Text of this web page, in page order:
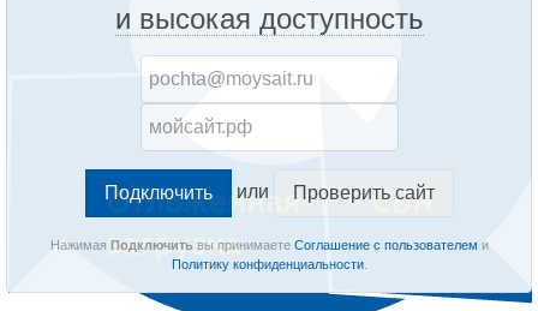
и высокая доступность
или Проверить сайт
Нажимая Подключитьвы принимаете Соглашение с пользователем и
Политику конфиденциальности.